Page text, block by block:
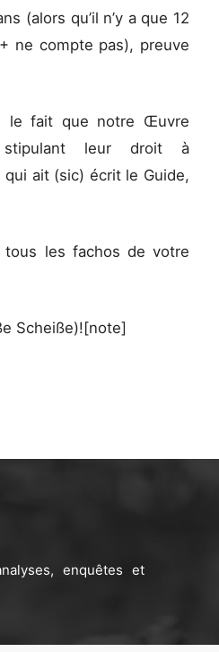
(alors qu’il n’y a que 12
ne compte pas), preuve
le fait que notre Œuvre
leur droit à
qui ait (sic) écrit le Guide,
les fachos de votre
Scheiße)![note]
enquêtes et